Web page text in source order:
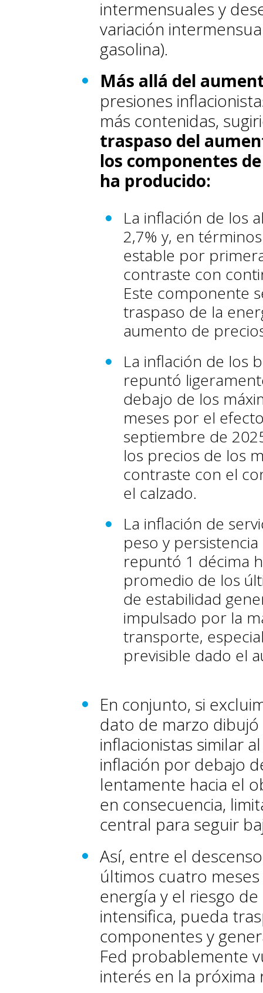
intermensuales y
variación
gasolina).
Más allá del
presiones
más contenidas,
traspaso del
los componentes
ha producido:
La inflación de los
2,7% y, en
estable por
contraste con
Este componente
traspaso de la
aumento de
La inflación de los
repuntó
debajo de los
meses por el
septiembre de
los precios de los
contraste con el
el calzado.
La inflación de
peso y
repuntó 1 décima
promedio de los
de estabilidad
impulsado por la
transporte,
previsible dado el
En conjunto, si
dato de marzo
inflacionistas similar
inflación por debajo
lentamente hacia el
en consecuencia,
central para seguir
Así, entre el
últimos cuatro
energía y el riesgo
intensifica, pueda
componentes y
Fed probablemente
interés en la